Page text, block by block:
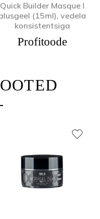
Quick Builder Masque I
(15ml), vedela
konsistentsiga
Profitoode